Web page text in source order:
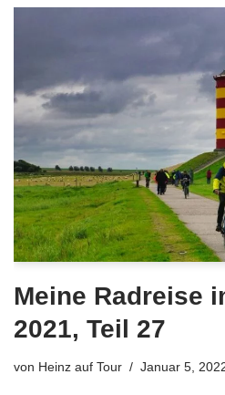
Meine Radreise
2021, Teil 27
von Heinz auf Tour Januar 5,